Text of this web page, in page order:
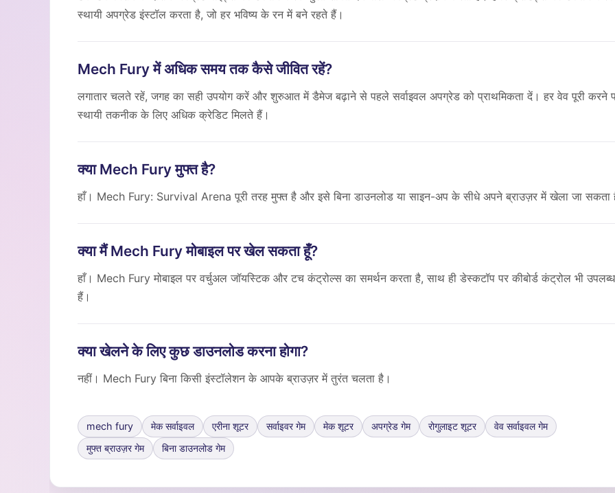
स्थायी अपग्रेड इंस्टॉल करता है, जो हर भविष्य के रन में बने रहते हैं।
Mech Fury में अधिक समय तक कैसे जीवित रहें?
लगातार चलते रहें, जगह का सही उपयोग करें और शुरुआत में डैमेज बढ़ाने से पहले सर्वाइवल अपग्रेड को प्राथमिकता दें। हर वेव पूरी करने
स्थायी तकनीक के लिए अधिक क्रेडिट मिलते हैं।
क्या Mech Fury मुफ्त है?
हाँ। Mech Fury: Survival Arena पूरी तरह मुफ्त है और इसे बिना डाउनलोड या साइन-अप के सीधे अपने ब्राउज़र में खेला जा सकता
क्या मैं Mech Fury मोबाइल पर खेल सकता हूँ?
हाँ। Mech Fury मोबाइल पर वर्चुअल जॉयस्टिक और टच कंट्रोल्स का समर्थन करता है, साथ ही डेस्कटॉप पर कीबोर्ड कंट्रोल भी उपलब्ध
हैं।
क्या खेलने के लिए कुछ डाउनलोड करना होगा?
नहीं। Mech Fury बिना किसी इंस्टॉलेशन के आपके ब्राउज़र में तुरंत चलता है।
mech fury मेक सर्वाइवल एरीना शूटर सर्वाइवर गेम मेक शूटर अपग्रेड गेम रोगुलाइट शूटर
वेव सर्वाइवल गेम
मुफ्त ब्राउज़र गेम
बिना डाउनलोड गेम